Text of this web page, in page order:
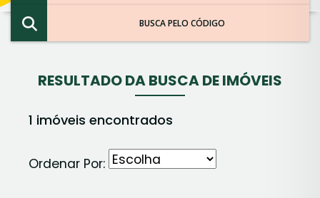
BUSCA PELO CÓDIGO
RESULTADO DA BUSCA DE IMÓVEIS
1 imóveis encontrados
Ordenar Por: